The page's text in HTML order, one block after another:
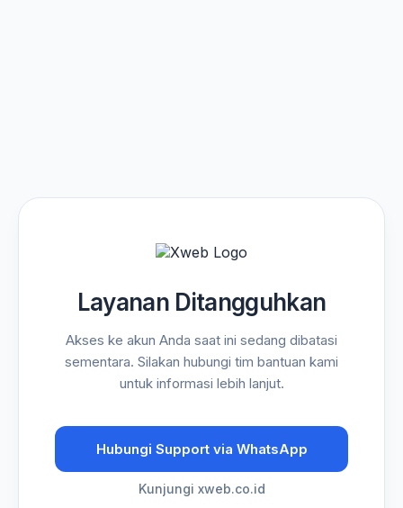
Layanan Ditangguhkan
Akses ke akun Anda saat ini sedang dibatasi
sementara. Silakan hubungi tim bantuan kami
untuk informasi lebih lanjut.
Hubungi Support via WhatsApp
Kunjungi xweb.co.id